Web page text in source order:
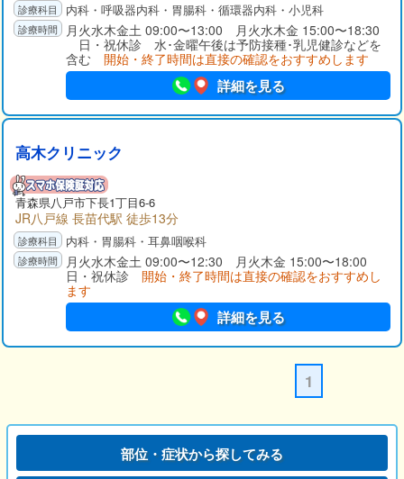
内科・呼吸器内科・胃腸科・循環器内科・小児科
月火水木金土 09:00〜13:00 月火水木金 15:00〜18:30
日・祝休診 水･金曜午後は予防接種･乳児健診などを
含む 開始・終了時間は直接の確認をおすすめします
詳細を見る
高木クリニック
青森県八戸市下長1丁目6-6
JR八戸線 長苗代駅 徒歩13分
内科・胃腸科・耳鼻咽喉科
月火水木金土 09:00〜12:30 月火木金 15:00〜18:00
日・祝休診 開始・終了時間は直接の確認をおすすめし
ます
詳細を見る
1
部位・症状から探してみる